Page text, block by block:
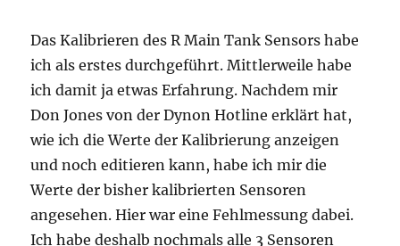
Das Kalibrieren des R Main Tank Sensors habe
ich als erstes durchgeführt. Mittlerweile habe
ich damit ja etwas Erfahrung. Nachdem mir
Don Jones von der Dynon Hotline erklärt hat,
wie ich die Werte der Kalibrierung anzeigen
und noch editieren kann, habe ich mir die
Werte der bisher kalibrierten Sensoren
angesehen. Hier war eine Fehlmessung dabei.
Ich habe deshalb nochmals alle 3 Sensoren